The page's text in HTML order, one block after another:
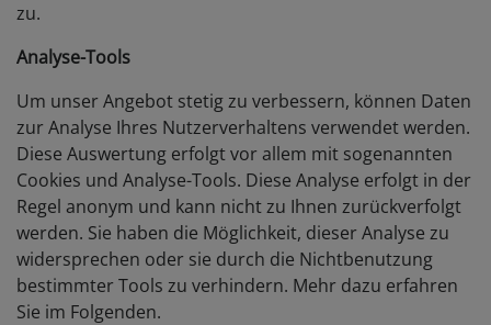
zu.
Analyse-Tools
Um unser Angebot stetig zu verbessern, können Daten
zur Analyse Ihres Nutzerverhaltens verwendet werden.
Diese Auswertung erfolgt vor allem mit sogenannten
Cookies und Analyse-Tools. Diese Analyse erfolgt in der
Regel anonym und kann nicht zu Ihnen zurückverfolgt
werden. Sie haben die Möglichkeit, dieser Analyse zu
widersprechen oder sie durch die Nichtbenutzung
bestimmter Tools zu verhindern. Mehr dazu erfahren
Sie im Folgenden.